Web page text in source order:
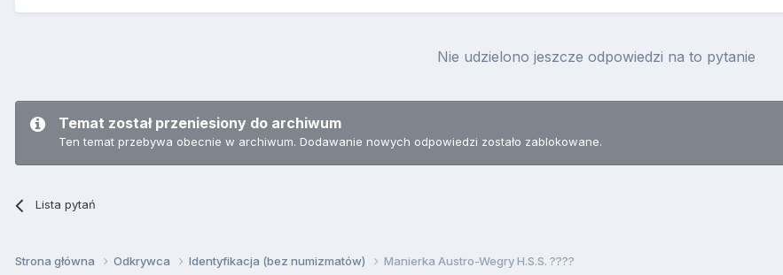
Nie udzielono jeszcze odpowiedzi na to pytanie
Temat został przeniesiony do archiwum
Ten temat przebywa obecnie w archiwum. Dodawanie nowych odpowiedzi zostało zablokowane.
Lista pytań
Strona główna Odkrywca Identyfikacja (bez numizmatów) Manierka Austro-Wegry H.S.S. ????